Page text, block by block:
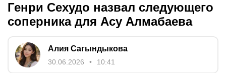
Генри Сехудо назвал следующего
соперника для Асу Алмабаева
Алия Сагындыкова
30.06.2026 10:41